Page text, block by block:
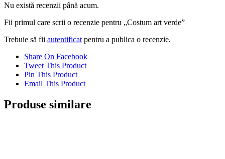
Nu există recenzii până acum.
Fii primul care scrii o recenzie pentru „Costum art verde”
Trebuie să fii autentificat pentru a publica o recenzie.
Share On Facebook
Tweet This Product
Pin This Product
Email This Product
Produse similare